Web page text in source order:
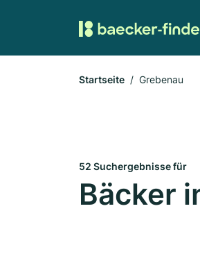
Startseite Grebenau
52 Suchergebnisse für
Bäcker